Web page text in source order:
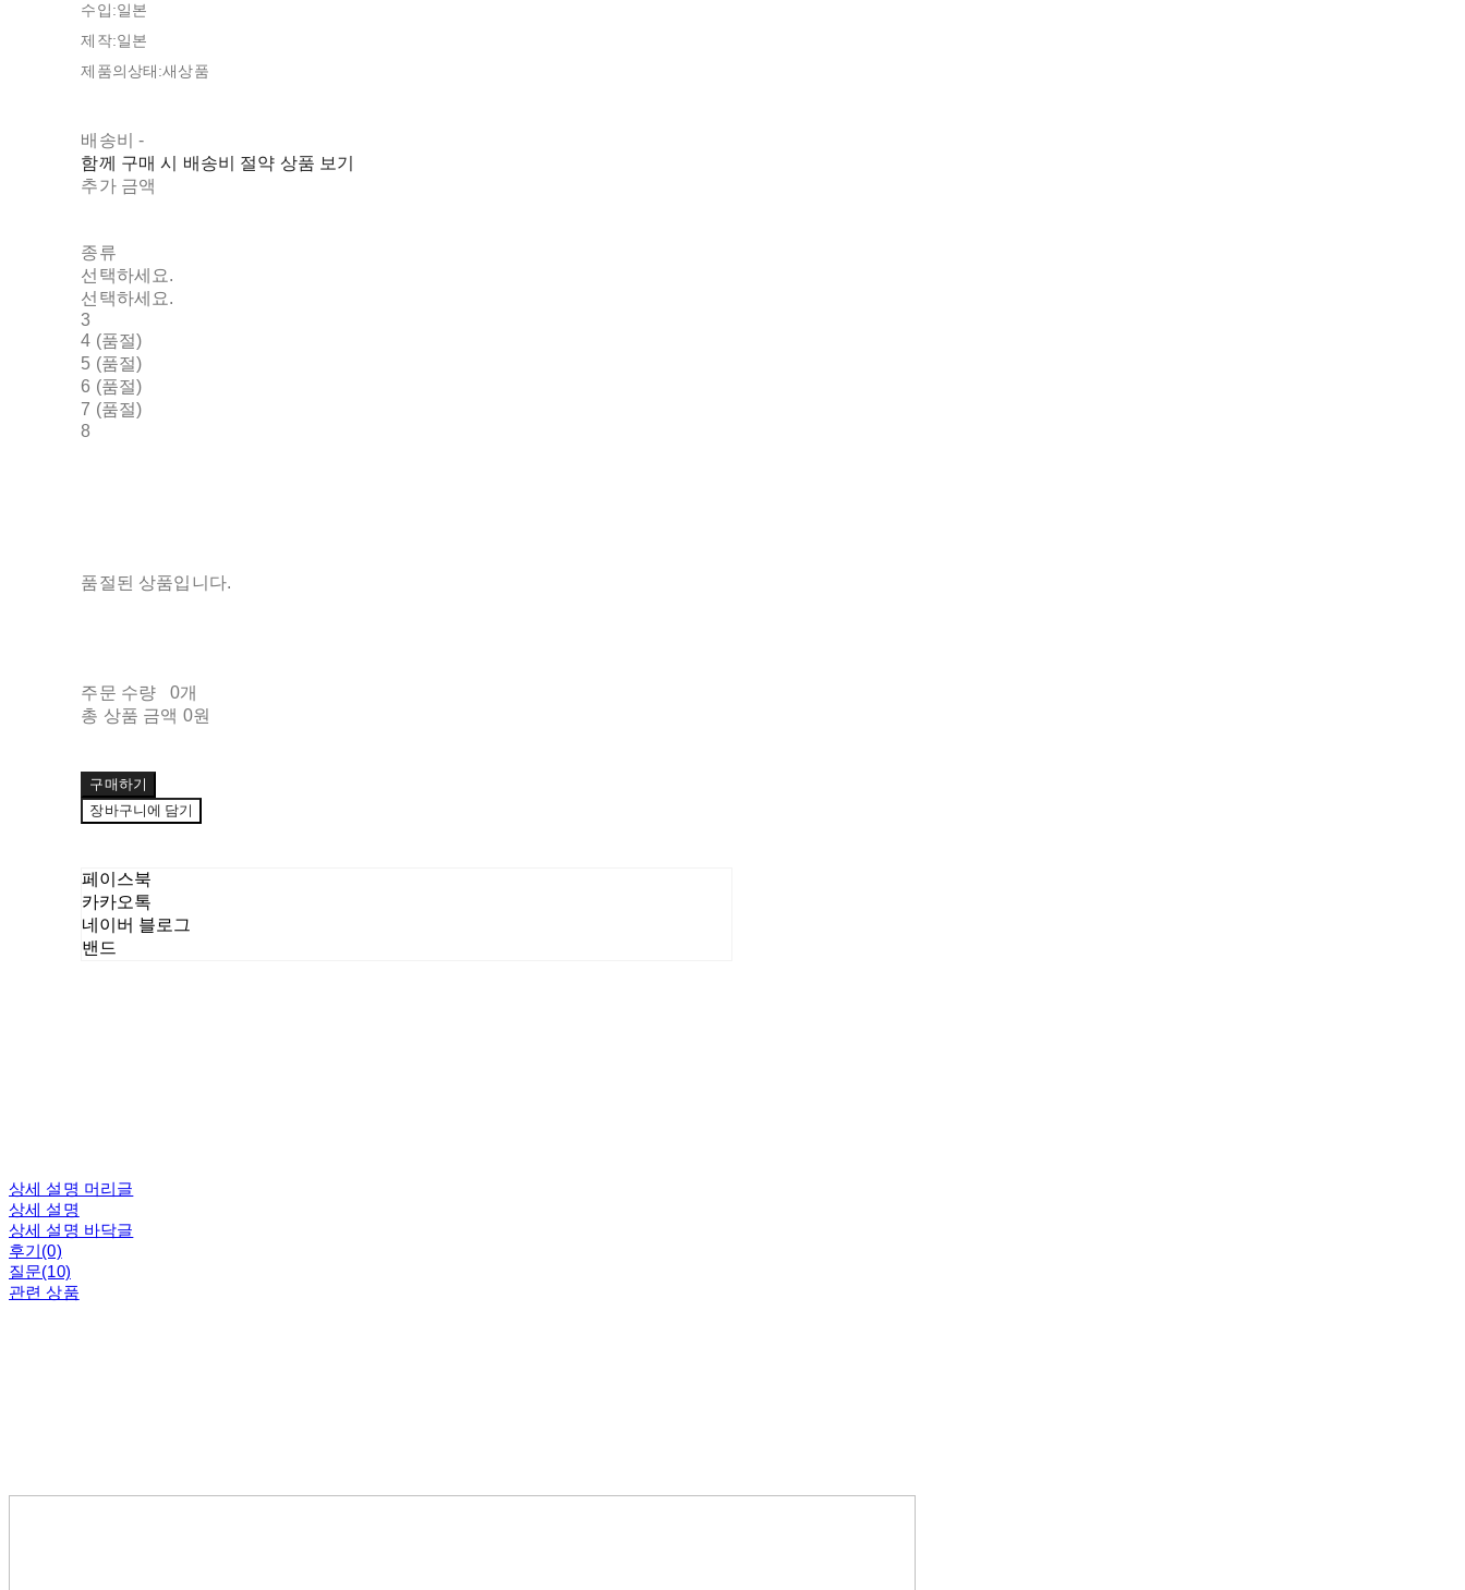
수입:일본
제작:일본
제품의상태:새상품
배송비-
함께 구매 시 배송비 절약 상품 보기
추가 금액
종류
선택하세요.
선택하세요.
3
4 (품절)
5 (품절)
6 (품절)
7 (품절)
8
품절된 상품입니다.
주문 수량
0개
총 상품 금액 0원
구매하기
장바구니에 담기
페이스북
카카오톡
네이버 블로그
밴드
상세 설명 머리글
상세 설명
상세 설명 바닥글
후기(0)
질문(10)
관련 상품